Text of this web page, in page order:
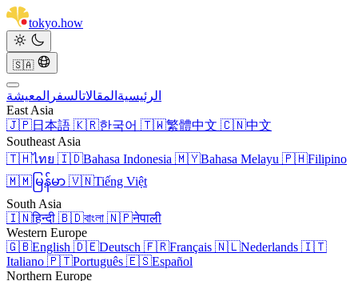
tokyo.how
🇸🇦
الرئيسية المقالاتالسفر المعيشة
East Asia
🇯🇵日本語 🇰🇷한국어 🇹🇼繁體中文 🇨🇳中文
Southeast Asia
🇹🇭ไทย 🇮🇩Bahasa Indonesia 🇲🇾Bahasa Melayu 🇵🇭Filipino
🇲🇲 မြန်မာ 🇻🇳Tiếng Việt
South Asia
🇮🇳हिन्दी 🇧🇩বাংলা 🇳🇵नेपाली
Western Europe
🇬🇧English 🇩🇪Deutsch 🇫🇷Français 🇳🇱Nederlands 🇮🇹
Italiano 🇵🇹Português 🇪🇸Español
Northern Europe